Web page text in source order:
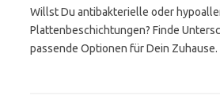
Willst Du antibakterielle oder
Plattenbeschichtungen? Finde
passende Optionen für Dein Zuhause.